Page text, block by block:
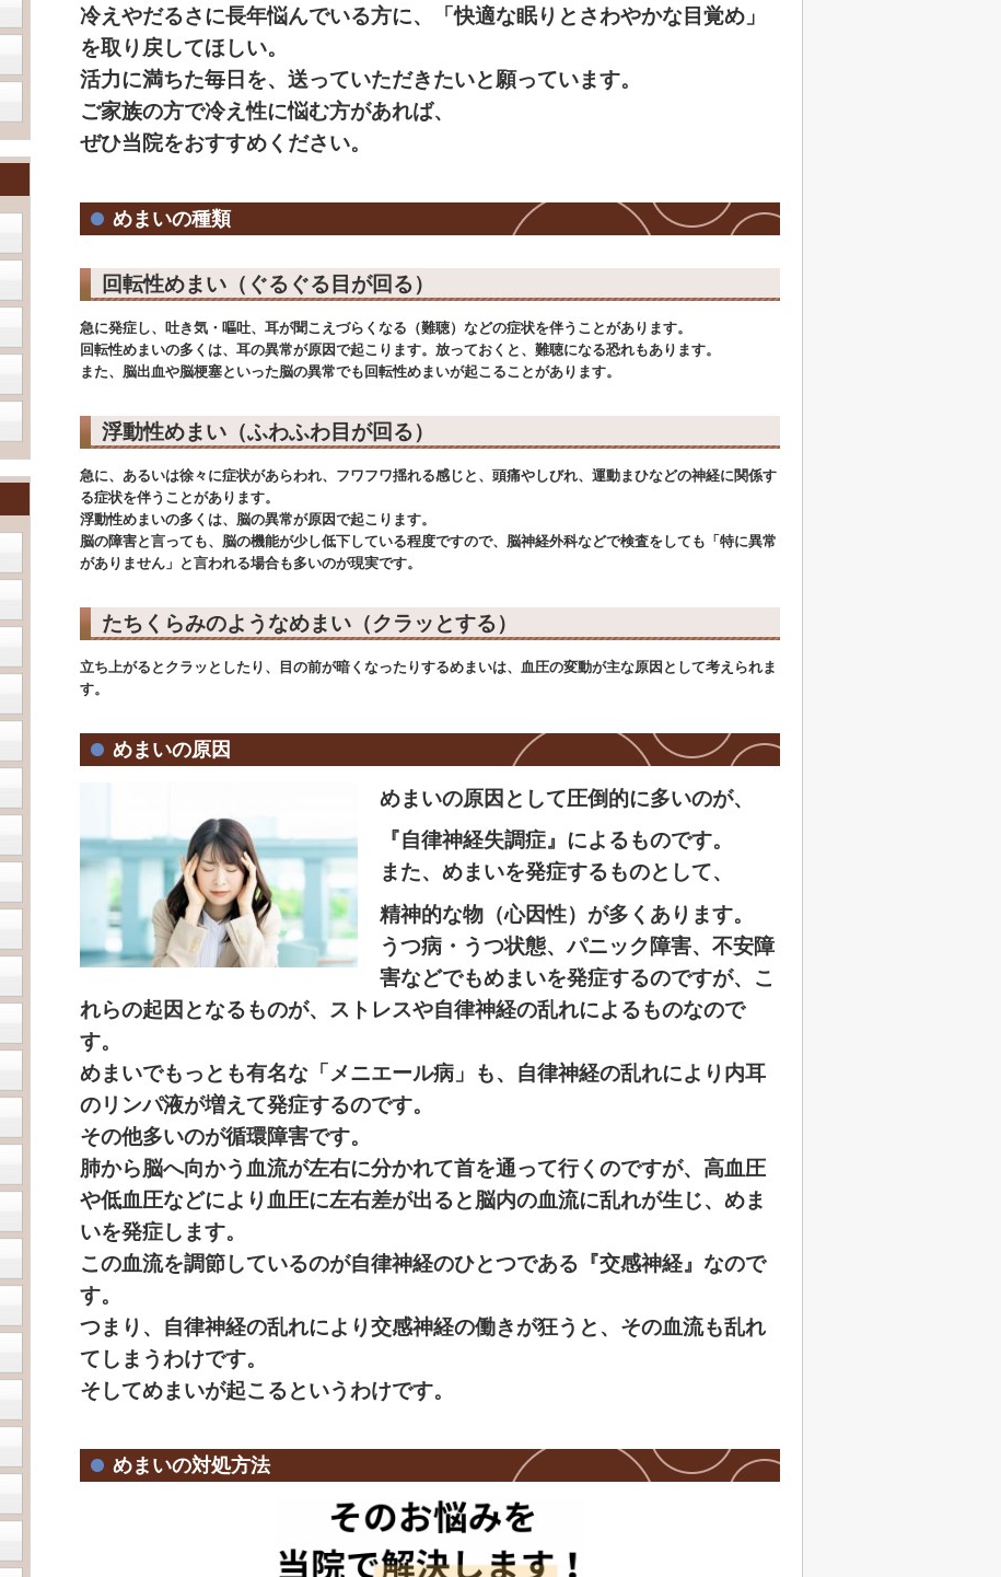
冷えやだるさに長年悩んでいる方に、「快適な眠りとさわやかな目覚め」
を取り戻してほしい。
活力に満ちた毎日を、送っていただきたいと願っています。
ご家族の方で冷え性に悩む方があれば、
ぜひ当院をおすすめください。
めまいの種類
回転性めまい（ぐるぐる目が回る）
急に発症し、吐き気・嘔吐、耳が聞こえづらくなる（難聴）などの症状を伴うことがあります。
回転性めまいの多くは、耳の異常が原因で起こります。放っておくと、難聴になる恐れもあります。
また、脳出血や脳梗塞といった脳の異常でも回転性めまいが起こることがあります。
浮動性めまい（ふわふわ目が回る）
急に、あるいは徐々に症状があらわれ、フワフワ揺れる感じと、頭痛やしびれ、運動まひなどの神経に関係す
る症状を伴うことがあります。
浮動性めまいの多くは、脳の異常が原因で起こります。
脳の障害と言っても、脳の機能が少し低下している程度ですので、脳神経外科などで検査をしても「特に異常
がありません」と言われる場合も多いのが現実です。
たちくらみのようなめまい（クラッとする）
立ち上がるとクラッとしたり、目の前が暗くなったりするめまいは、血圧の変動が主な原因として考えられま
す。
めまいの原因
めまいの原因として圧倒的に多いのが、
『自律神経失調症』によるものです。
また、めまいを発症するものとして、
精神的な物（心因性） が多くあります。
うつ病・うつ状態、パニック障害、不安障
害などでもめまいを発症するのですが、こ
れらの起因となるものが、 ストレスや自律神経の乱れによるものなので
す。
めまいでもっとも有名な「メニエール病」も、自律神経の乱れにより内耳
のリンパ液が増えて発症するのです。
その他多いのが循環障害です。
肺から脳へ向かう血流が左右に分かれて首を通って行くのですが、高血圧
や低血圧などにより血圧に左右差が出ると脳内の血流に乱れが生じ、めま
いを発症します。
この血流を調節しているのが自律神経のひとつである『交感神経』なので
す。
つまり、 自律神経の乱れにより交感神経の働きが狂うと、その血流も乱れ
てしまうわけです。
そしてめまいが起こるというわけです。
めまいの対処方法